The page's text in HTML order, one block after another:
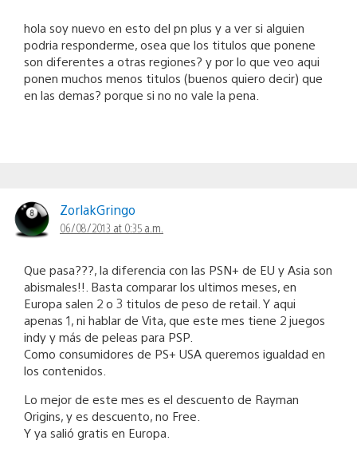
hola soy nuevo en esto del pn plus y a ver si alguien
podria responderme, osea que los titulos que ponene
son diferentes a otras regiones? y por lo que veo aqui
ponen muchos menos titulos (buenos quiero decir) que
en las demas? porque si no no vale la pena.
ZorlakGringo
06/08/2013 at 0:35 a.m.
Que pasa???, la diferencia con las PSN+ de EU y Asia son
abismales!!. Basta comparar los ultimos meses, en
Europa salen 2 o 3 titulos de peso de retail. Y aqui
apenas 1, ni hablar de Vita, que este mes tiene 2 juegos
indy y más de peleas para PSP.
Como consumidores de PS+ USA queremos igualdad en
los contenidos.
Lo mejor de este mes es el descuento de Rayman
Origins, y es descuento, no Free.
Y ya salió gratis en Europa.